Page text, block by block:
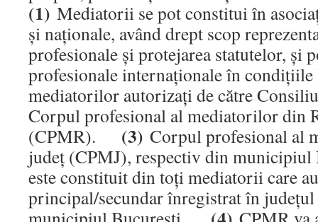
(1) Mediatorii se pot constitui în
şi naţionale, având drept scop
profesionale şi protejarea statutelor, şi
profesionale internaţionale în
mediatorilor autorizaţi de către
Corpul profesional al mediatorilor din
(CPMR). (3) Corpul profesional al
judeţ (CPMJ), respectiv din
este constituit din toţi mediatorii care
principal/secundar înregistrat în